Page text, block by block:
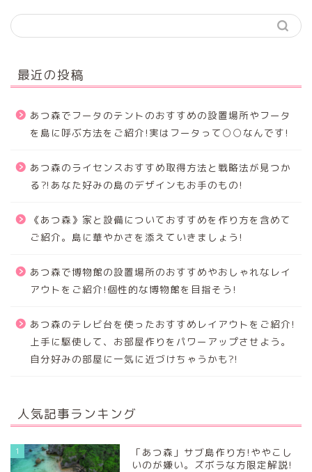
最近の投稿
あつ森でフータのテントのおすすめの設置場所やフータ
を島に呼ぶ方法をご紹介!実はフータって○○なんです!
あつ森のライセンスおすすめ取得方法と戦略法が見つか
る⁈あなた好みの島のデザインもお手のもの!
《あつ森》家と設備についておすすめを作り方を含めて
ご紹介。島に華やかさを添えていきましょう!
あつ森で博物館の設置場所のおすすめやおしゃれなレイ
アウトをご紹介!個性的な博物館を目指そう!
あつ森のテレビ台を使ったおすすめレイアウトをご紹介!
上手に駆使して、お部屋作りをパワーアップさせよう。
自分好みの部屋に一気に近づけちゃうかも?!
人気記事ランキング
1
「あつ森」サブ島作り方!ややこし
いのが嫌い。ズボラな方限定解説!